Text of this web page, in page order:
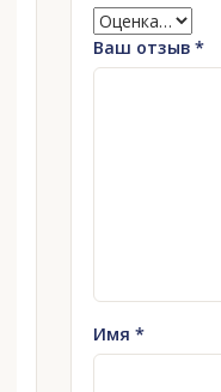
Ваш отзыв *
Имя *